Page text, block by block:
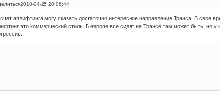
2010-04-25 20:06:44
аплифтинга могу сказать достаточно интересное направление Транса. В свое
это коммерческий стиль. В европе все сидят на Трансе там может быть, но